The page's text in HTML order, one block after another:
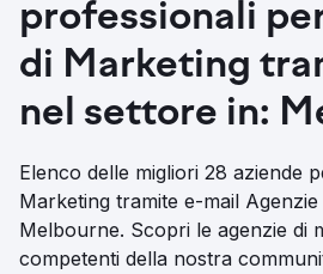
professionali
di Marketing
nel settore in:
Elenco delle migliori 28 aziende
Marketing tramite e-mail
Melbourne. Scopri le agenzie di
competenti della nostra